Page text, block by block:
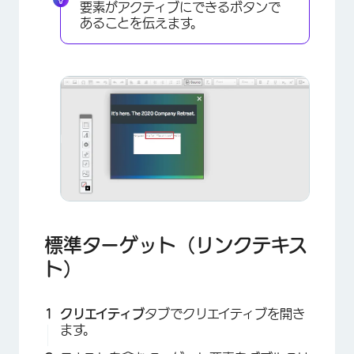
×
要素がアクティブにできるボタンで
あることを伝えます。
標準ターゲット（リンクテキス
ト）
クリエイティブタブでクリエイティブを開き
ます。